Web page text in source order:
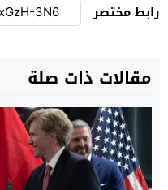
رابط مختصر
مقالات ذات صلة